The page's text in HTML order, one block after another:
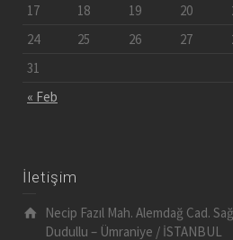
« Feb
17
18 19 20
24
25 26 27
31
İletişim
Necip Fazıl Mah. Alemdağ Cad.
Dudullu – Ümraniye / İSTANBUL